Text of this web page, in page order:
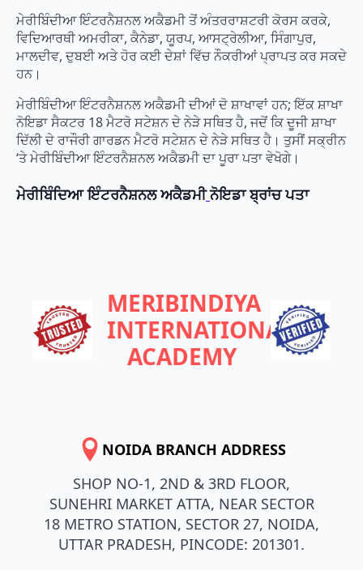
ਮੇਰੀਬਿੰਦੀਆ ਇੰਟਰਨੈਸ਼ਨਲ ਅਕੈਡਮੀ ਤੋਂ ਅੰਤਰਰਾਸ਼ਟਰੀ ਕੋਰਸ ਕਰਕੇ,
ਵਿਦਿਆਰਥੀ ਅਮਰੀਕਾ, ਕੈਨੇਡਾ, ਯੂਰਪ, ਆਸਟ੍ਰੇਲੀਆ, ਸਿੰਗਾਪੁਰ,
ਮਾਲਦੀਵ, ਦੁਬਈ ਅਤੇ ਹੋਰ ਕਈ ਦੇਸ਼ਾਂ ਵਿੱਚ ਨੌਕਰੀਆਂ ਪ੍ਰਾਪਤ ਕਰ ਸਕਦੇ
ਹਨ।
ਮੇਰੀਬਿੰਦੀਆ ਇੰਟਰਨੈਸ਼ਨਲ ਅਕੈਡਮੀ ਦੀਆਂ ਦੋ ਸ਼ਾਖਾਵਾਂ ਹਨ; ਇੱਕ ਸ਼ਾਖਾ
ਨੋਇਡਾ ਸੈਕਟਰ 18 ਮੈਟਰੋ ਸਟੇਸ਼ਨ ਦੇ ਨੇੜੇ ਸਥਿਤ ਹੈ, ਜਦੋਂ ਕਿ ਦੂਜੀ ਸ਼ਾਖਾ
ਦਿੱਲੀ ਦੇ ਰਾਜੌਰੀ ਗਾਰਡਨ ਮੈਟਰੋ ਸਟੇਸ਼ਨ ਦੇ ਨੇੜੇ ਸਥਿਤ ਹੈ। ਤੁਸੀਂ ਸਕ੍ਰੀਨ
‘ਤੇ ਮੇਰੀਬਿੰਦੀਆ ਇੰਟਰਨੈਸ਼ਨਲ ਅਕੈਡਮੀ ਦਾ ਪੂਰਾ ਪਤਾ ਵੇਖੋਗੇ।
ਮੇਰੀਬਿੰਦਿਆ ਇੰਟਰਨੈਸ਼ਨਲ ਅਕੈਡਮੀ ਨੋਇਡਾ ਬ੍ਰਾਂਚ ਪਤਾ
MERIBINDIYA
INTERNATIONAL
ACADEMY
NOIDA BRANCH ADDRESS
SHOP NO-1, 2ND & 3RD FLOOR,
SUNEHRI MARKET ATTA, NEAR SECTOR
18 METRO STATION, SECTOR 27, NOIDA,
UTTAR PRADESH, PINCODE: 201301.